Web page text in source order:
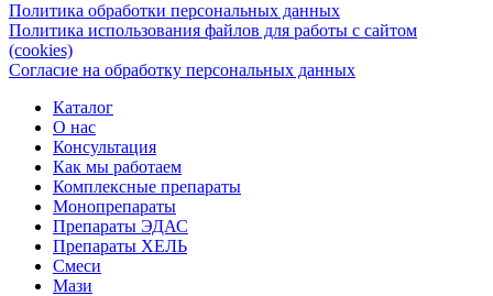
Политика обработки персональных данных
Политика использования файлов для работы с сайтом
(cookies)
Согласие на обработку персональных данных
Каталог
О нас
Консультация
Как мы работаем
Комплексные препараты
Монопрепараты
Препараты ЭДАС
Препараты ХЕЛЬ
Смеси
Мази